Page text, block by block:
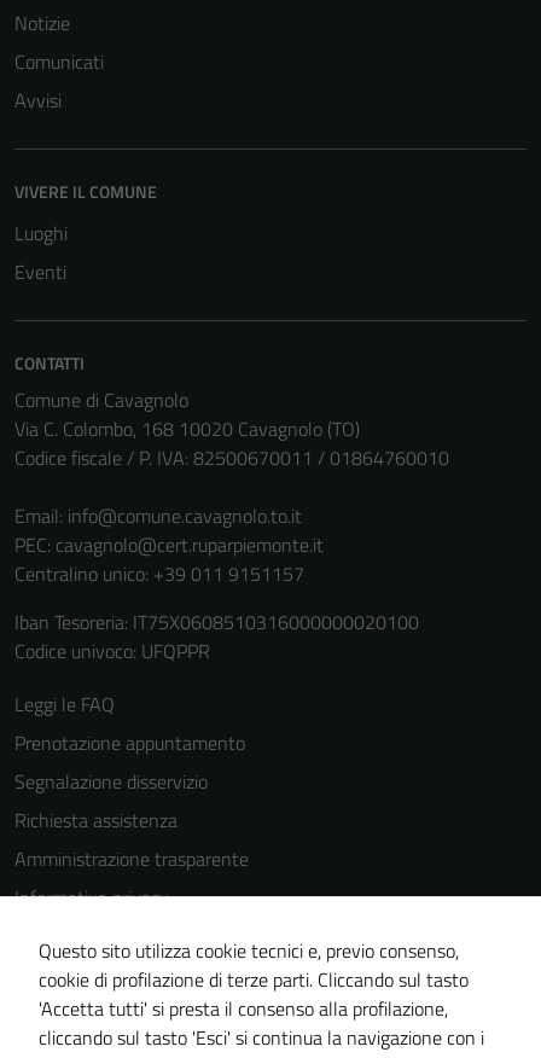
Notizie
Comunicati
Avvisi
VIVERE IL COMUNE
Luoghi
Eventi
CONTATTI
Comune di Cavagnolo
Via C. Colombo, 168 10020 Cavagnolo (TO)
Codice fiscale / P. IVA: 82500670011 / 01864760010
Email: info@comune.cavagnolo.to.it
PEC: cavagnolo@cert.ruparpiemonte.it
Centralino unico: +39 011 9151157
Iban Tesoreria: IT75X0608510316000000020100
Codice univoco: UFQPPR
Leggi le FAQ
Prenotazione appuntamento
Segnalazione disservizio
Richiesta assistenza
Amministrazione trasparente
Informativa privacy
Cookie Policy
Note legali
Dichiarazione di accessibilità
Piano di miglioramento del sito
Questo sito utilizza cookie tecnici e, previo consenso,
cookie di profilazione di terze parti. Cliccando sul tasto
'Accetta tutti' si presta il consenso alla profilazione,
cliccando sul tasto 'Esci' si continua la navigazione con i